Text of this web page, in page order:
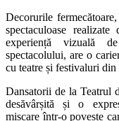
Decorurile
spectaculoase
experiență vizuală
spectacolului, are o
cu teatre și festivaluri din
Dansatorii de la Teatrul
desăvârșită și o
mișcare într-o poveste